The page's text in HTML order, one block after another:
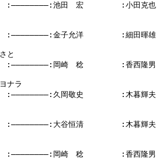
池田　宏        :小田克也
金子允洋        :細田暉雄
と
岡崎　稔        :香西隆男
ナラ
久岡敬史        :木暮輝夫
大谷恒清        :木暮輝夫
岡崎　稔        :香西隆男